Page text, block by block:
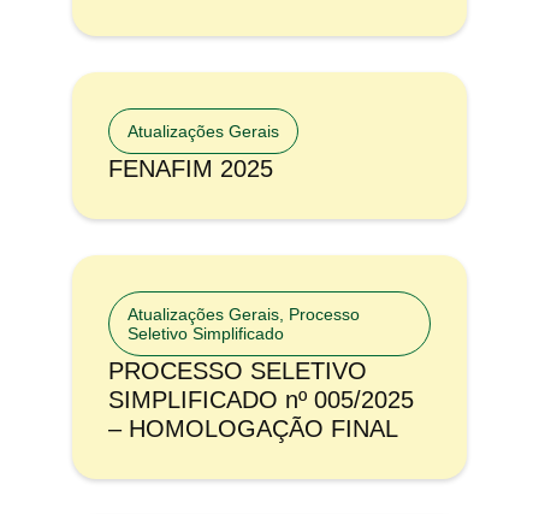
Atualizações Gerais
FENAFIM 2025
Atualizações Gerais Processo
Seletivo Simplificado
PROCESSO SELETIVO
SIMPLIFICADO nº 005/2025
– HOMOLOGAÇÃO FINAL